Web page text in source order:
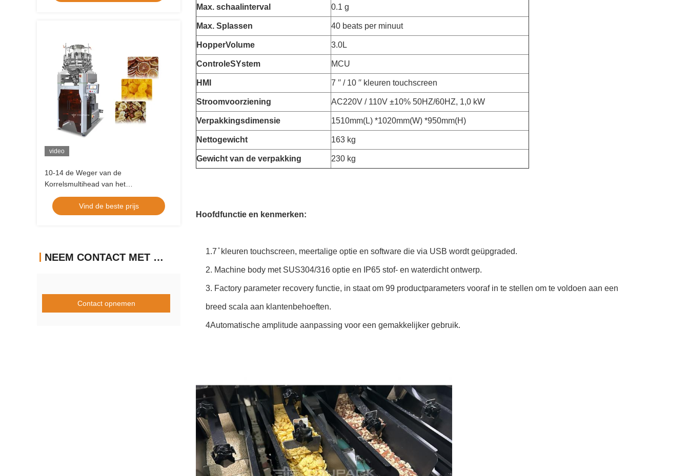
video
10-14 de Weger van de
Korrelsmultihead van het
vultrechtersroestvrije staal met Touch
screenbeeldschermsysteem
Vind de beste prijs
NEEM CONTACT MET ONS OP
Contact opnemen
Max. schaalinterval 0.1 g
Max. Splassen 40 beats per minuut
HopperVolume 3.0L
ControleSYstem MCU
HMI 7 ′′ / 10 ′′ kleuren touchscreen
Stroomvoorziening AC220V / 110V ±10% 50HZ/60HZ, 1,0 kW
Verpakkingsdimensie 1510mm(L) *1020mm(W) *950mm(H)
Nettogewicht 163 kg
Gewicht van de verpakking 230 kg
Hoofdfunctie en kenmerken:
1.7 ̊ kleuren touchscreen, meertalige optie en software die via USB wordt geüpgraded.
2. Machine body met SUS304/316 optie en IP65 stof- en waterdicht ontwerp.
3. Factory parameter recovery functie, in staat om 99 productparameters vooraf in te stellen om te voldoen aan een
breed scala aan klantenbehoeften.
4Automatische amplitude aanpassing voor een gemakkelijker gebruik.